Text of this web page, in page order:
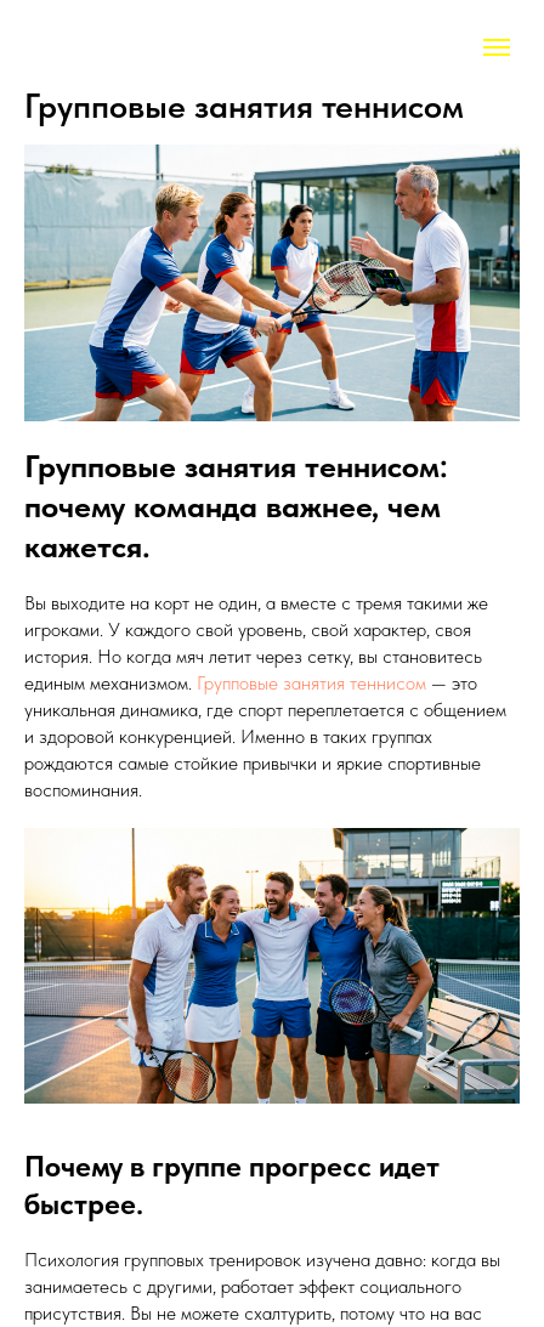
Групповые занятия теннисом
Групповые занятия теннисом:
почему команда важнее, чем
кажется.
Вы выходите на корт не один, а вместе с тремя такими же
игроками. У каждого свой уровень, свой характер, своя
история. Но когда мяч летит через сетку, вы становитесь
единым механизмом. Групповые занятия теннисом — это
уникальная динамика, где спорт переплетается с общением
и здоровой конкуренцией. Именно в таких группах
рождаются самые стойкие привычки и яркие спортивные
воспоминания.
Почему в группе прогресс идет
быстрее.
Психология групповых тренировок изучена давно: когда вы
занимаетесь с другими, работает эффект социального
присутствия. Вы не можете схалтурить, потому что на вас